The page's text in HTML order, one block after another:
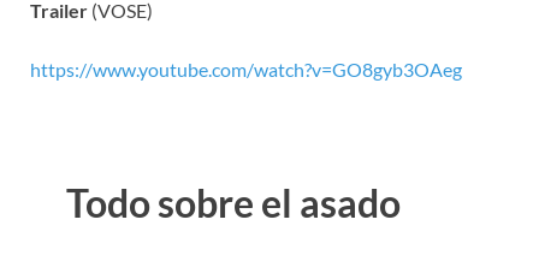
Trailer (VOSE)
https://www.youtube.com/watch?v=GO8gyb3OAeg
Todo sobre el asado